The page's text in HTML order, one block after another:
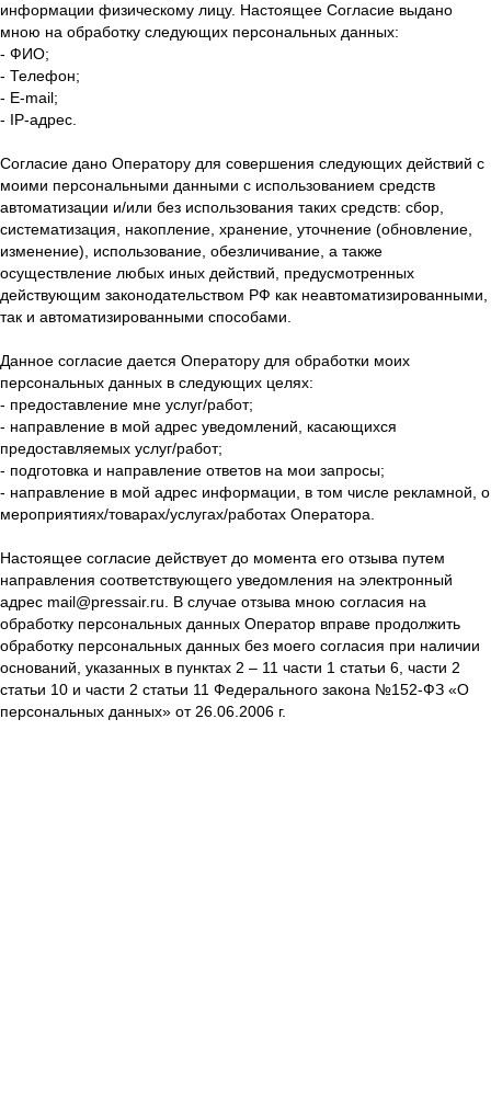
информации физическому лицу. Настоящее Согласие выдано
мною на обработку следующих персональных данных:
- ФИО;
- Телефон;
- E-mail;
- IP-адрес.
Согласие дано Оператору для совершения следующих действий с
моими персональными данными с использованием средств
автоматизации и/или без использования таких средств: сбор,
систематизация, накопление, хранение, уточнение (обновление,
изменение), использование, обезличивание, а также
осуществление любых иных действий, предусмотренных
действующим законодательством РФ как неавтоматизированными,
так и автоматизированными способами.
Данное согласие дается Оператору для обработки моих
персональных данных в следующих целях:
- предоставление мне услуг/работ;
- направление в мой адрес уведомлений, касающихся
предоставляемых услуг/работ;
- подготовка и направление ответов на мои запросы;
- направление в мой адрес информации, в том числе рекламной, о
мероприятиях/товарах/услугах/работах Оператора.
Настоящее согласие действует до момента его отзыва путем
направления соответствующего уведомления на электронный
адрес mail@pressair.ru. В случае отзыва мною согласия на
обработку персональных данных Оператор вправе продолжить
обработку персональных данных без моего согласия при наличии
оснований, указанных в пунктах 2 – 11 части 1 статьи 6, части 2
статьи 10 и части 2 статьи 11 Федерального закона №152-ФЗ «О
персональных данных» от 26.06.2006 г.